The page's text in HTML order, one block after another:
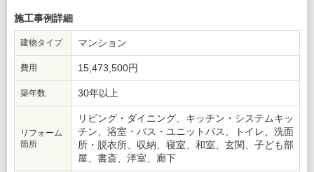
で
施工事例詳細
建物タイプ マンション
費用 15,473,500円
築年数 30年以上
リフォーム
箇所
リビング・ダイニング、キッチン・システムキッ
チン、浴室・バス・ユニットバス、トイレ、洗面
所・脱衣所、収納、寝室、和室、玄関、子ども部
屋、書斎、洋室、廊下